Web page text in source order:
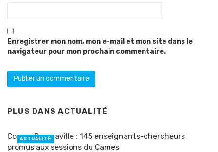
Enregistrer mon nom, mon e-mail et mon site dans le
navigateur pour mon prochain commentaire.
PLUS DANSACTUALITÉ
Congo-Brazzaville : 145 enseignants-chercheurs
promus aux sessions du Cames
ACTUALITÉ